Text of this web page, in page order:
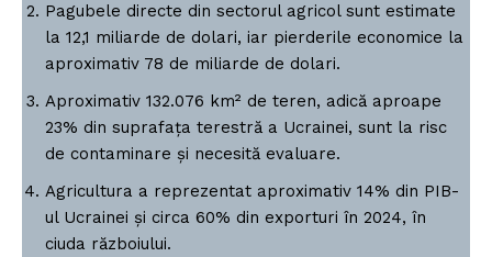
Pagubele directe din sectorul agricol sunt estimate
la 12,1 miliarde de dolari, iar pierderile economice la
aproximativ 78 de miliarde de dolari.
Aproximativ 132.076 km² de teren, adică aproape
23% din suprafața terestră a Ucrainei, sunt la risc
de contaminare și necesită evaluare.
Agricultura a reprezentat aproximativ 14% din PIB-
ul Ucrainei și circa 60% din exporturi în 2024, în
ciuda războiului.